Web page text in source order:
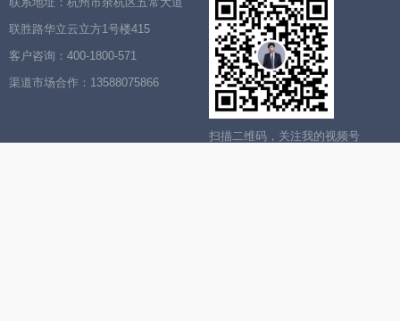
联胜路华立云立方1号楼415
客户咨询：400-1800-571
渠道市场合作：13588075866
扫描二维码，关注我的视频号